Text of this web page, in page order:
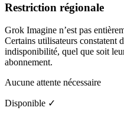
Restriction régionale
Grok Imagine n’est pas
Certains utilisateurs constatent
indisponibilité, quel que soit
abonnement.
Aucune attente nécessaire
Disponible ✓